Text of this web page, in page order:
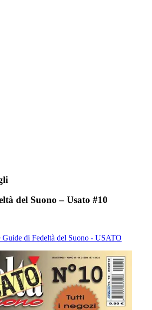
del Suono – Usato #10
Guide di Fedeltà del Suono - USATO